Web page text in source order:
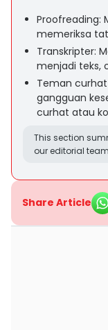
Proofreading:
memeriksa
Transkripter:
menjadi teks,
Teman
gangguan
curhat atau
This section
our editorial
Share Article